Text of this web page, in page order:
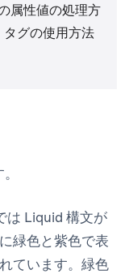
属性値の処理方
グの使用方法
は Liquid 構文が
緑色と紫色で表
ています。緑色